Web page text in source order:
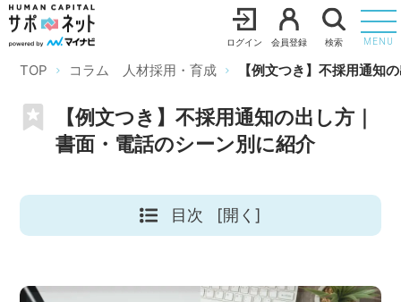
ログイン 会員登録 検索 MENU
TOP コラム 人材採用・育成 【例文つき】不採用通知
【例文つき】不採用通知の出し方｜
書面・電話のシーン別に紹介
目次 [開く]